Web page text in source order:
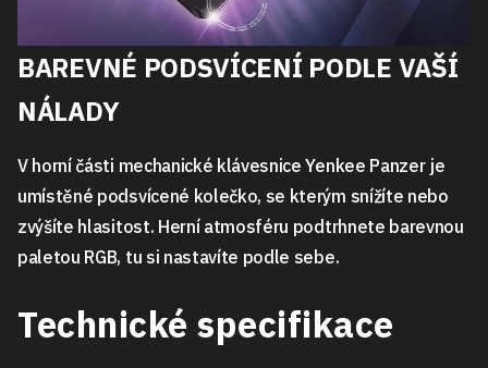
BAREVNÉ PODSVÍCENÍ PODLE VAŠÍ
NÁLADY
V horní části mechanické klávesnice Yenkee Panzer je
umístěné podsvícené kolečko, se kterým snížíte nebo
zvýšíte hlasitost. Herní atmosféru podtrhnete barevnou
paletou RGB, tu si nastavíte podle sebe.
Technické specifikace